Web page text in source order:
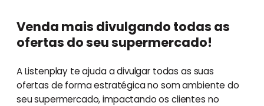
Venda mais divulgando todas as
ofertas do seu supermercado!
A Listenplay te ajuda a divulgar todas as suas
ofertas de forma estratégica no som ambiente do
seu supermercado, impactando os clientes no